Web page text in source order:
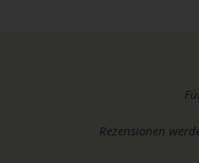
Rezensionen